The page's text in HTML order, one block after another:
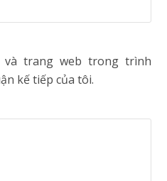
và trang web trong trình
kế tiếp của tôi.